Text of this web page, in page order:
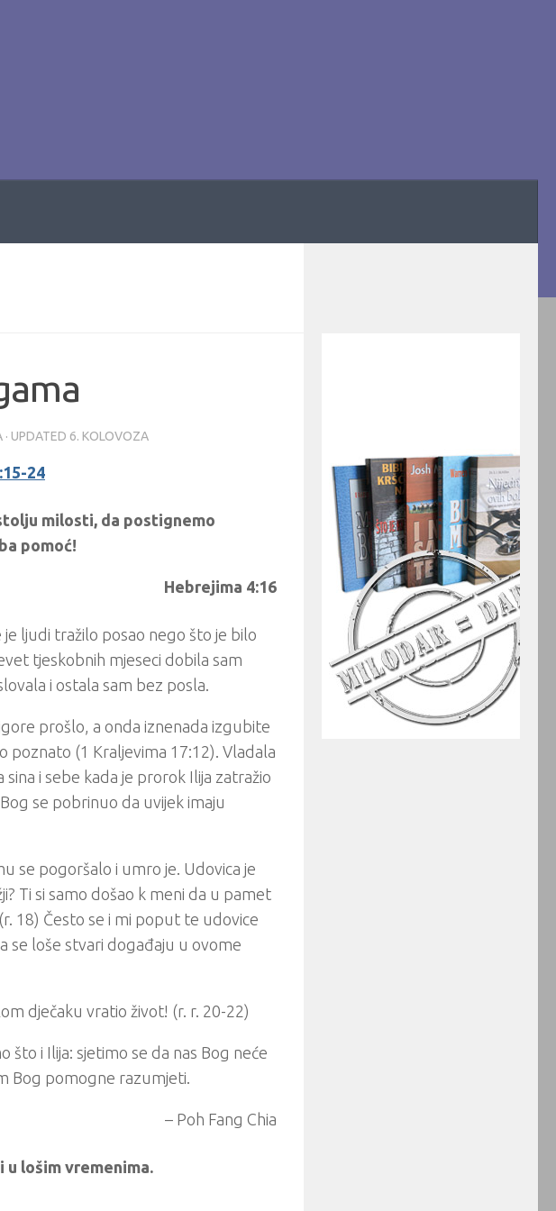
· UPDATED 6. KOLOVOZA
24
milosti, da postignemo
pomoć!
Hebrejima 4:16
je ljudi tražilo posao nego što je bilo
tjeskobnih mjeseci dobila sam
i ostala sam bez posla.
prošlo, a onda iznenada izgubite
poznato (1 Kraljevima 17:12). Vladala
i sebe kada je prorok Ilija zatražio
se pobrinuo da uvijek imaju
se pogoršalo i umro je. Udovica je
Ti si samo došao k meni da u pamet
18) Često se i mi poput te udovice
se loše stvari događaju u ovome
dječaku vratio život! (r. r. 20-22)
i Ilija: sjetimo se da nas Bog neće
Bog pomogne razumjeti.
– Poh Fang Chia
u lošim vremenima.